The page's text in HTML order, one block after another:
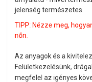
jelenség természetes.
TIPP: Nézze meg,
nőn.
Az anyagok és a
Felületkezelésünk,
megfelel az igényes